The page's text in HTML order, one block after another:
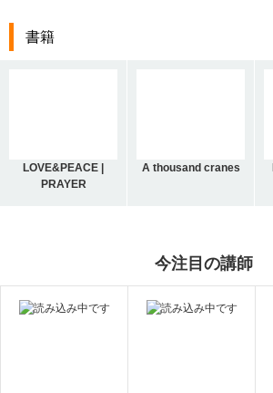
書籍
LOVE&PEACE |
PRAYER
A thousand cranes
今注目の講師